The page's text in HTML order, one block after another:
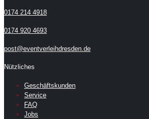
0174 214 4918
0174 920 4693
post@eventverleihdresden.de
Nützliches
Geschäftskunden
Service
FAQ
Jobs